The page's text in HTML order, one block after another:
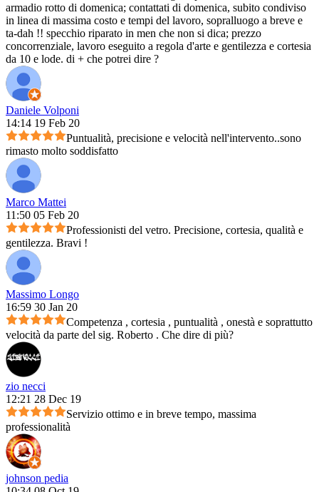
armadio rotto di domenica; contattati di domenica, subito condiviso
in linea di massima costo e tempi del lavoro, sopralluogo a breve e
ta-dah !! specchio riparato in men che non si dica; prezzo
concorrenziale, lavoro eseguito a regola d'arte e gentilezza e cortesia
da 10 e lode. di + che potrei dire ?
Daniele Volponi
14:14 19 Feb 20
Puntualità, precisione e velocità nell'intervento..sono
rimasto molto soddisfatto
Marco Mattei
11:50 05 Feb 20
Professionisti del vetro. Precisione, cortesia, qualità e
gentilezza. Bravi !
Massimo Longo
16:59 30 Jan 20
Competenza , cortesia , puntualità , onestà e soprattutto
velocità da parte del sig. Roberto . Che dire di più?
zio necci
12:21 28 Dec 19
Servizio ottimo e in breve tempo, massima
professionalità
johnson pedia